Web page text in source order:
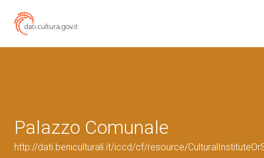
Palazzo Comunale
http://dati.beniculturali.it/iccd/cf/resource/